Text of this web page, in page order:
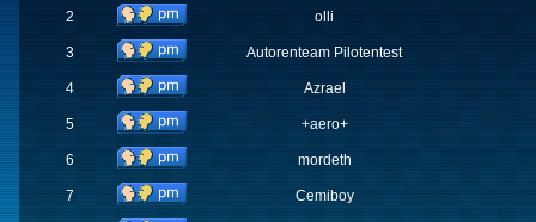
2 olli
3 Autorenteam Pilotentest
4 Azrael
5 +aero+
6 mordeth
7 Cemiboy